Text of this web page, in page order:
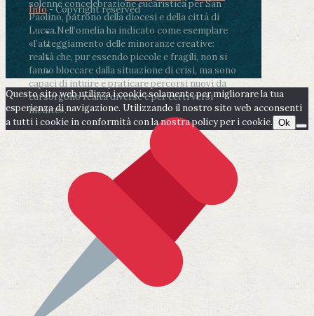
solenne concelebrazione eucaristica per San
Paolino, patrono della diocesi e della città di
Lucca.Nell’omelia ha indicato come esemplare
«l’atteggiamento delle minoranze creative:
realtà che, pur essendo piccole e fragili, non si
fanno bloccare dalla situazione di crisi, ma sono
capaci di intuire e praticare percorsi nuovi da
cui sorgono realtà diverse e per certi versi
inedite».
Info- Copyright reserved
Questo sito web utilizza i cookie solamente per migliorare la tua
esperienza di navigazione. Utilizzando il nostro sito web acconsenti
a tutti i cookie in conformità con la nostra policy per i cookie. Ok